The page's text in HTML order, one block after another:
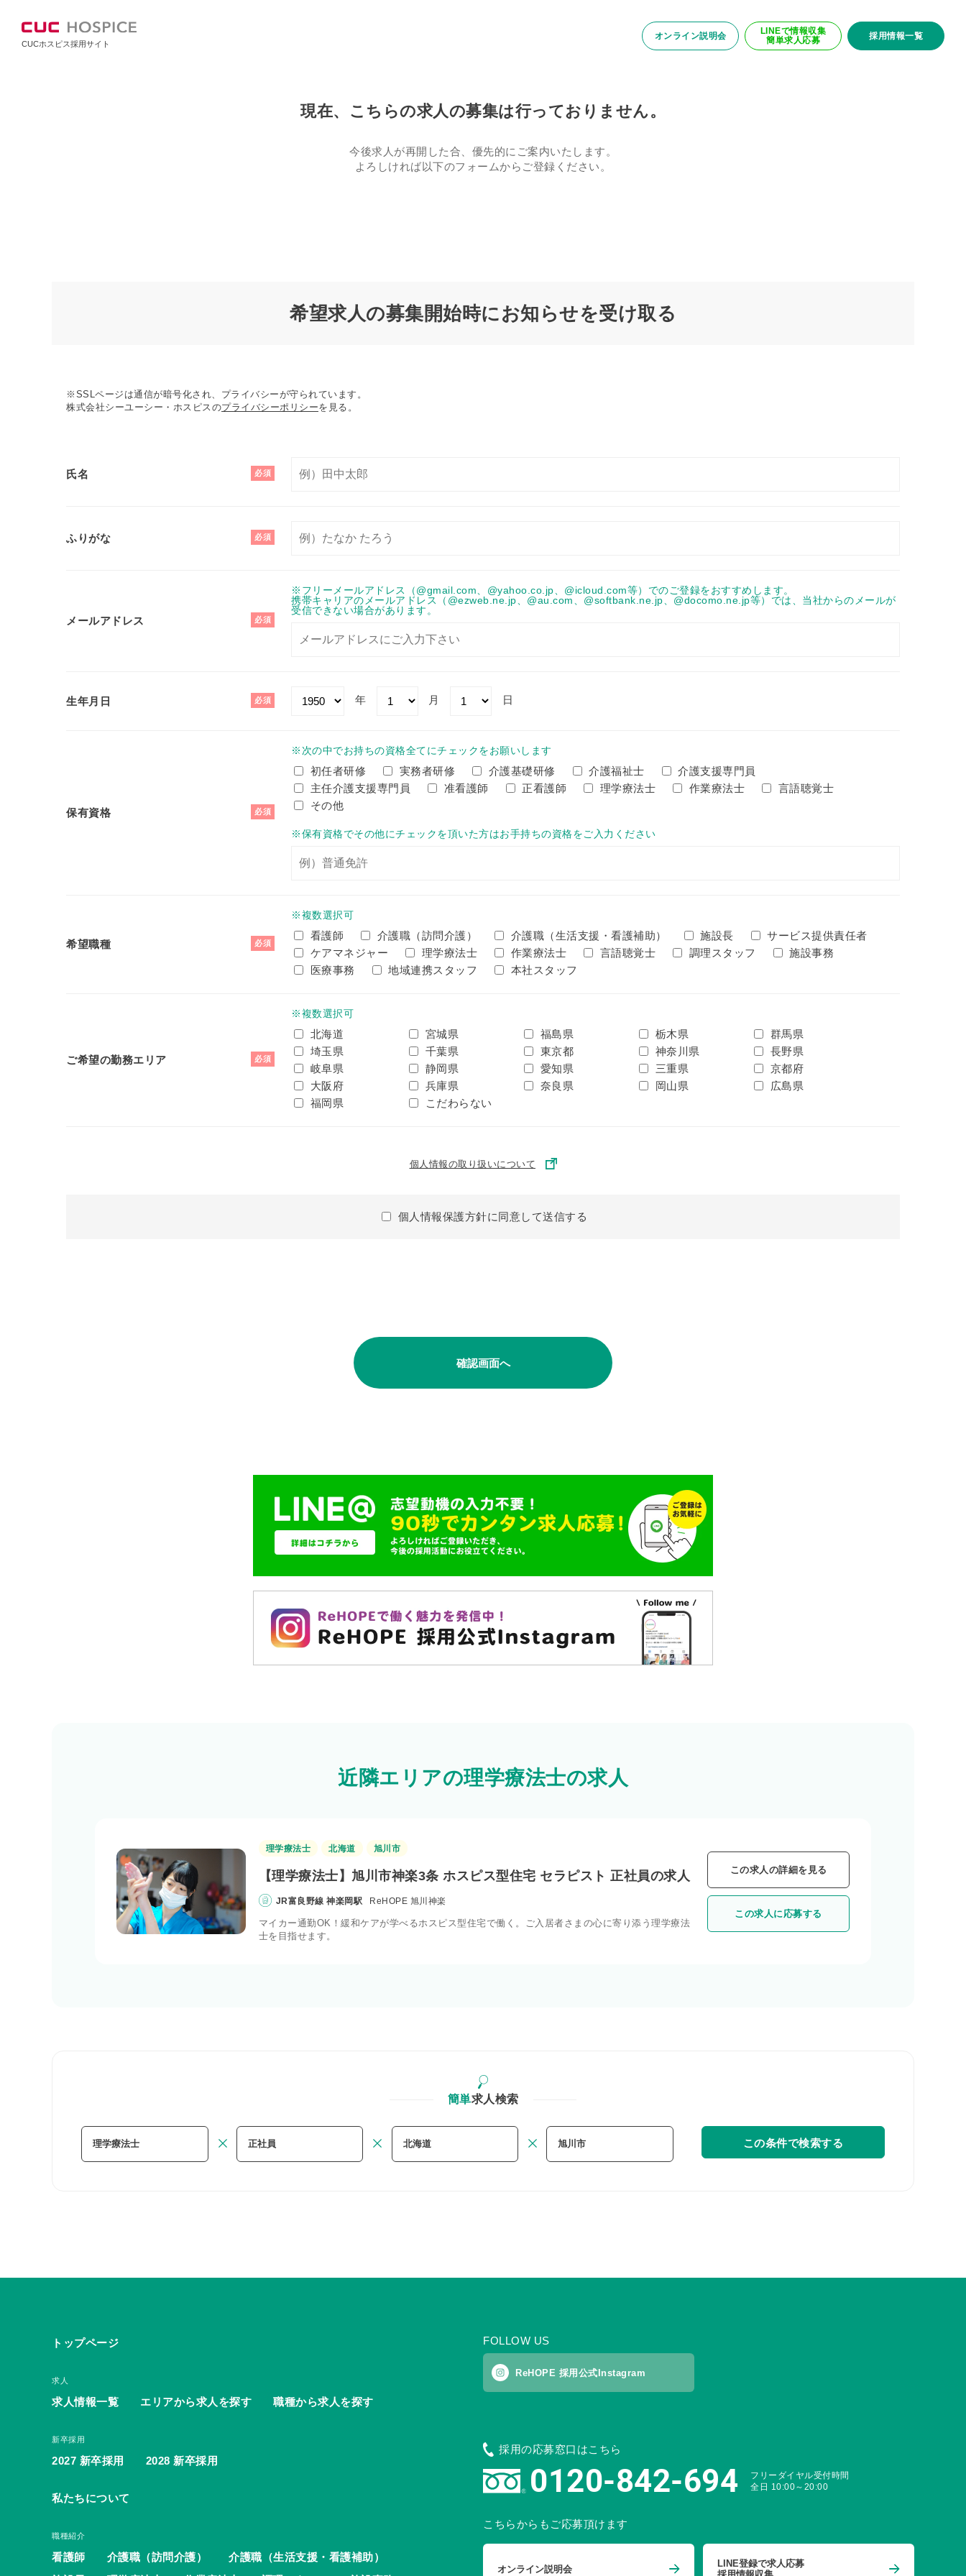
CUCホスピス採用サイト
オンライン説明会
LINEで情報収集
簡単求人応募
採用情報一覧
現在、こちらの求人の募集は行っておりません。
今後求人が再開した合、優先的にご案内いたします。
よろしければ以下のフォームからご登録ください。
希望求人の募集開始時にお知らせを受け取る
※SSLページは通信が暗号化され、プライバシーが守られています。
株式会社シーユーシー・ホスピスのプライバシーポリシーを見る。
氏名 必須
ふりがな 必須
メールアドレス 必須
※フリーメールアドレス（@gmail.com、@yahoo.co.jp、@icloud.com等）でのご登録をおすすめします。
携帯キャリアのメールアドレス（@ezweb.ne.jp、@au.com、@softbank.ne.jp、@docomo.ne.jp等）では、当社からのメールが
受信できない場合があります。
生年月日 必須 年 月 日
保有資格 必須
※次の中でお持ちの資格全てにチェックをお願いします
初任者研修 実務者研修 介護基礎研修 介護福祉士
介護支援専門員
主任介護支援専門員
准看護師 正看護師 理学療法士 作業療法士
言語聴覚士
その他
※保有資格でその他にチェックを頂いた方はお手持ちの資格をご入力ください
希望職種 必須
※複数選択可
看護師 介護職（訪問介護） 介護職（生活支援・看護補助） 施設長
サービス提供責任者
ケアマネジャー
理学療法士 作業療法士 言語聴覚士 調理スタッフ
施設事務
医療事務
地域連携スタッフ 本社スタッフ
ご希望の勤務エリア 必須
※複数選択可
北海道 宮城県 福島県 栃木県
群馬県
埼玉県
千葉県 東京都 神奈川県
長野県
岐阜県
静岡県 愛知県 三重県
京都府
大阪府
兵庫県 奈良県 岡山県
広島県
福岡県
こだわらない
個人情報の取り扱いについて
個人情報保護方針に同意して送信する
近隣エリアの理学療法士の求人
理学療法士 北海道 旭川市
【理学療法士】旭川市神楽3条 ホスピス型住宅 セラピスト 正社員の求人
JR富良野線 神楽岡駅 ReHOPE 旭川神楽
マイカー通勤OK！緩和ケアが学べるホスピス型住宅で働く。ご入居者さまの心に寄り添う理学療法
士を目指せます。
この求人の詳細を見る
この求人に応募する
簡単求人検索
この条件で検索する
トップページ
求人
求人情報一覧 エリアから求人を探す 職種から求人を探す
新卒採用
2027 新卒採用 2028 新卒採用
私たちについて
職種紹介
看護師 介護職（訪問介護）
介護職（生活支援・看護補助）
FOLLOW US
ReHOPE 採用公式Instagram
採用の応募窓口はこちら
0120-842-694
フリーダイヤル受付時間
全日 10:00～20:00
こちらからもご応募頂けます
オンライン説明会
LINE登録で求人応募